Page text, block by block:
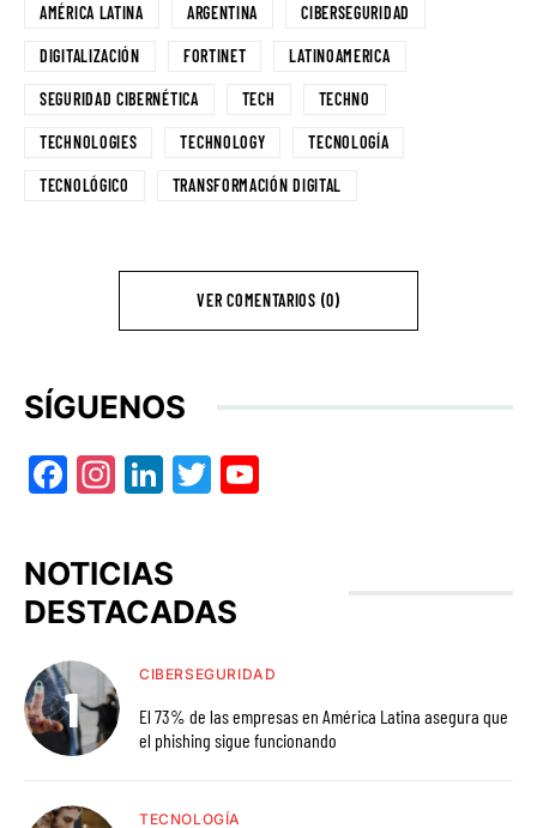
AMÉRICA LATINA ARGENTINA CIBERSEGURIDAD
DIGITALIZACIÓN FORTINET LATINOAMERICA
SEGURIDAD CIBERNÉTICA TECH TECHNO
TECHNOLOGIES TECHNOLOGY TECNOLOGÍA
TECNOLÓGICO TRANSFORMACIÓN DIGITAL
VER COMENTARIOS (0)
SÍGUENOS
Facebook
Instagram
LinkedIn
Twitter
NOTICIAS
DESTACADAS
CIBERSEGURIDAD
El 73% de las empresas en América Latina asegura que
el phishing sigue funcionando
TECNOLOGÍA